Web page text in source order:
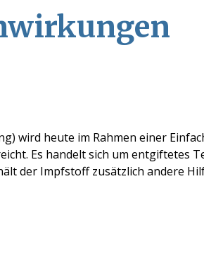
wird heute im Rahmen einer
Es handelt sich um entgiftetes
der Impfstoff zusätzlich andere